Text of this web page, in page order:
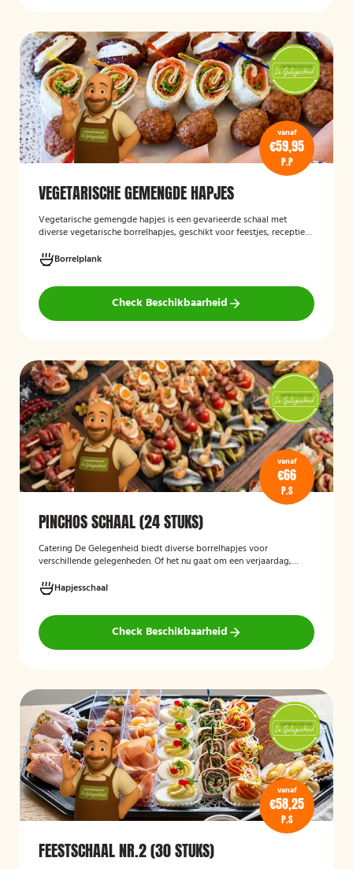
vanaf
€59,95
P.P
VEGETARISCHE GEMENGDE HAPJES
Vegetarische gemengde hapjes is een gevarieerde schaal met
diverse vegetarische borrelhapjes, geschikt voor feestjes, recepties
smaakvolle vegetarische snacks en biedt een afwisselend
assortiment voor gasten die geen vlees eten.
Borrelplank
Check Beschikbaarheid
vanaf
€66
P.S
PINCHOS SCHAAL (24 STUKS)
Catering De Gelegenheid biedt diverse borrelhapjes voor
verschillende gelegenheden. Of het nu gaat om een verjaardag,
Hieronder ziet u een selectie uit ons aanbod. De Poncho's schaal is
geschikt voor maximaal 6 personen
Hapjesschaal
Check Beschikbaarheid
vanaf
€58,25
P.S
FEESTSCHAAL NR.2 (30 STUKS)